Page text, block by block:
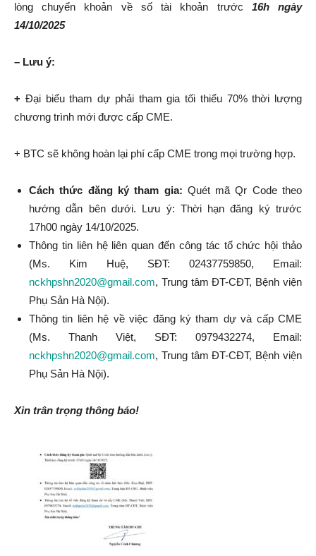
lòng chuyển khoản về số tài khoản trước 16h ngày
14/10/2025
– Lưu ý:
+ Đại biểu tham dự phải tham gia tối thiểu 70% thời lượng
chương trình mới được cấp CME.
+ BTC sẽ không hoàn lại phí cấp CME trong mọi trường hợp.
Cách thức đăng ký tham gia: Quét mã Qr Code theo
hướng dẫn bên dưới. Lưu ý: Thời hạn đăng ký trước
17h00 ngày 14/10/2025.
Thông tin liên hệ liên quan đến công tác tổ chức hội thảo
(Ms. Kim Huệ, SĐT: 02437759850, Email:
nckhpshn2020@gmail.com, Trung tâm ĐT-CĐT, Bệnh viện
Phụ Sản Hà Nội).
Thông tin liên hệ về việc đăng ký tham dự và cấp CME
(Ms. Thanh Việt, SĐT: 0979432274, Email:
nckhpshn2020@gmail.com, Trung tâm ĐT-CĐT, Bệnh viện
Phụ Sản Hà Nội).
Xin trân trọng thông báo!